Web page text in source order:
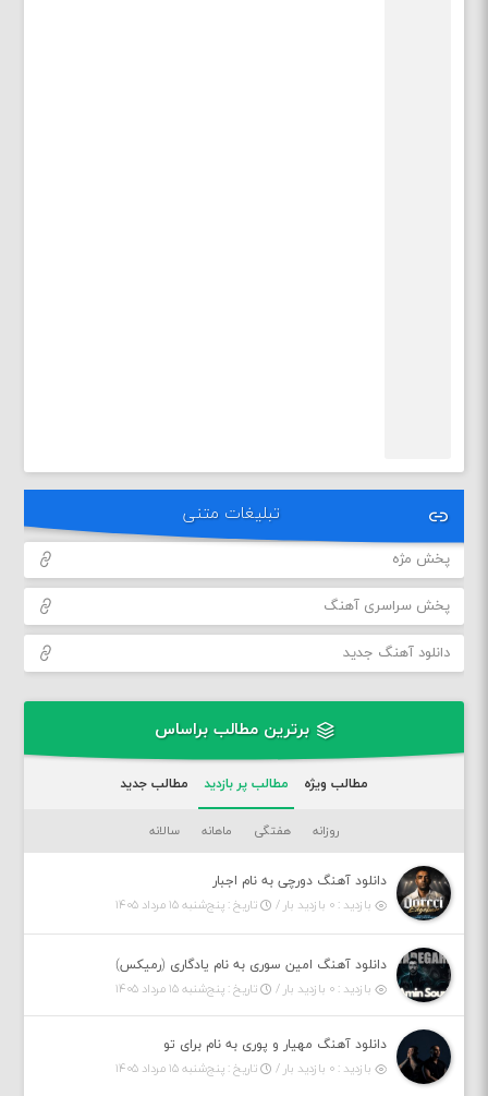
تبلیغات متنی
پخش مژه
پخش سراسری آهنگ
دانلود آهنگ جدید
برترین مطالب براساس
مطالب ویژه مطالب پر بازدید مطالب جدید
روزانه هفتگی ماهانه سالانه
دانلود آهنگ دورچی به نام اجبار
بازدید : ۰ بازدید بار /
تاریخ : پنج‌شنبه ۱۵ مرداد ۱۴۰۵
دانلود آهنگ امین سوری به نام یادگاری (رمیکس)
بازدید : ۰ بازدید بار /
تاریخ : پنج‌شنبه ۱۵ مرداد ۱۴۰۵
دانلود آهنگ مهیار و پوری به نام برای تو
بازدید : ۰ بازدید بار /
تاریخ : پنج‌شنبه ۱۵ مرداد ۱۴۰۵